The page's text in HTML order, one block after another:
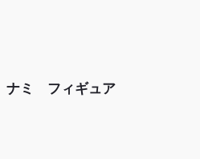
ナミ フィギュア